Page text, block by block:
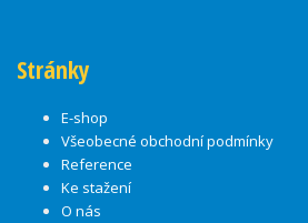
Stránky
E-shop
Všeobecné obchodní podmínky
Reference
Ke stažení
O nás